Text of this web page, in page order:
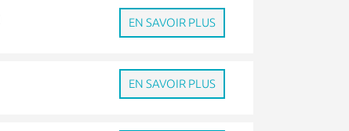
EN SAVOIR PLUS
EN SAVOIR PLUS